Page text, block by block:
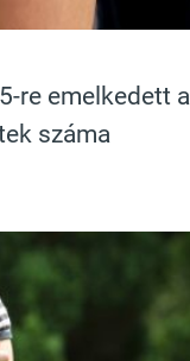
re emelkedett a
száma